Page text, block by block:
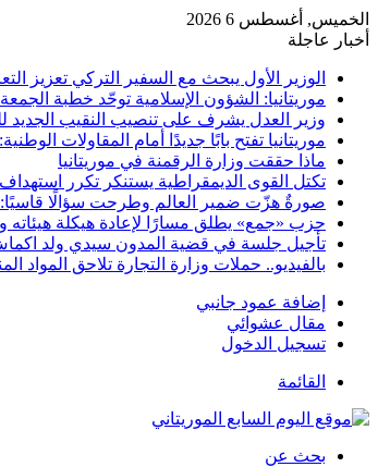
الخميس, أغسطس 6 2026
أخبار عاجلة
الوزير الأول يبحث مع السفير التركي تعزيز
موريتانيا: الشؤون الإسلامية توحّد خطبة
وزير العدل يشرف على تنصيب النقيب الجديد
موريتانيا تفتح بابًا جديدًا أمام المقاولات
ماذا حققت وزارة الرقمنة في موريتانيا
تكتل القوى الديمقراطية يستنكر تكرر
صورةٌ هزّت ضمير العالم وطرحت سؤالًا
حزب «جمع» يطلق مسارًا لإعادة هيكلة
تأجيل جلسة في قضية المدون سيدي ولد
بالفيديو.. حملات وزارة التجارة تلاحق المواد
إضافة عمود جانبي
مقال عشوائي
تسجيل الدخول
القائمة
بحث عن